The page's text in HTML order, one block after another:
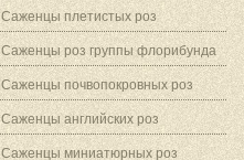
Саженцы плетистых роз
Саженцы роз группы флорибунда
Саженцы почвопокровных роз
Саженцы английских роз
Саженцы миниатюрных роз